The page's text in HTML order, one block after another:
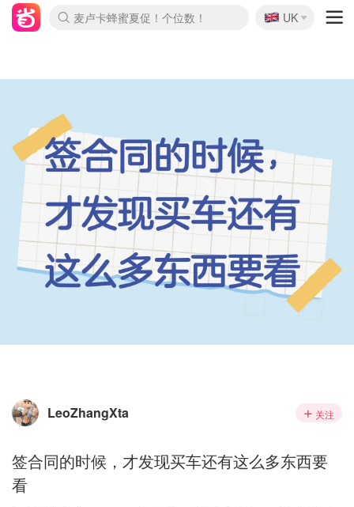
Prada/Miu 4.8折！
🇬🇧
UK
LeoZhangXta 关注
签合同的时候，才发现买车还有这么多东西要
看